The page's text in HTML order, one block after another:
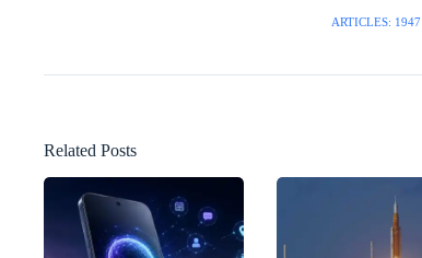
ARTICLES: 1947
Related Posts